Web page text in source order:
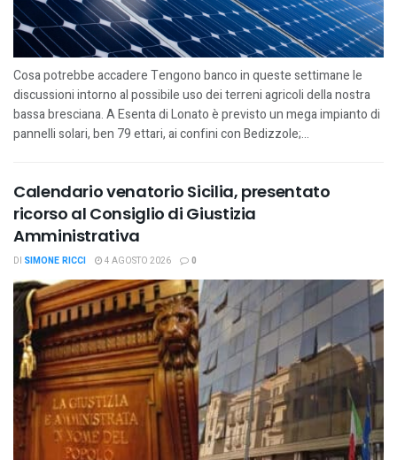
Cosa potrebbe accadere Tengono banco in queste settimane le
discussioni intorno al possibile uso dei terreni agricoli della nostra
bassa bresciana. A Esenta di Lonato è previsto un mega impianto di
pannelli solari, ben 79 ettari, ai confini con Bedizzole;...
Calendario venatorio Sicilia, presentato
ricorso al Consiglio di Giustizia
Amministrativa
DI SIMONE RICCI 4 AGOSTO 2026 0